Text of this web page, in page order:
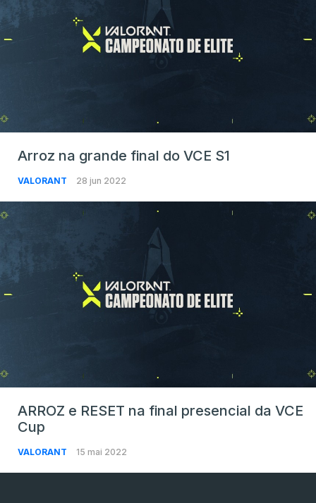
Arroz na grande final do VCE S1
VALORANT 28 jun 2022
ARROZ e RESET na final presencial da VCE
Cup
VALORANT 15 mai 2022